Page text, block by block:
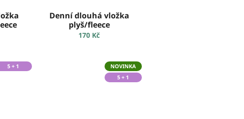
Denní dlouhá vložka
plyš/fleece
170 Kč
5 + 1
NOVINKA
5 + 1